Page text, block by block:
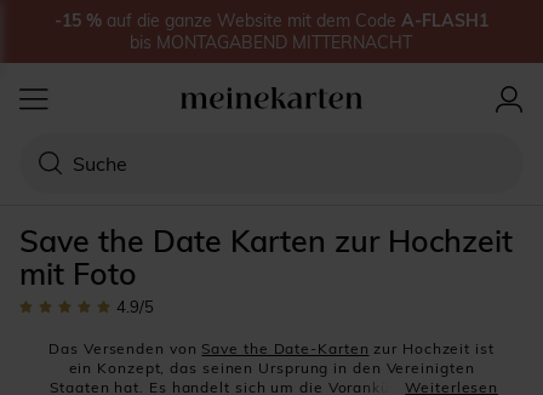
Save the Date Karten zur Hochzeit
mit Foto
4.9/5
Das Versenden von Save the Date-Karten zur Hochzeit ist
ein Konzept, das seinen Ursprung in den Vereinigten
Staaten hat. Es handelt sich um die Vorankündigung Ihrer
Weiterlesen
-15 % auf die ganze Website mit dem Code A-FLASH1
bis MONTAGABEND MITTERNACHT